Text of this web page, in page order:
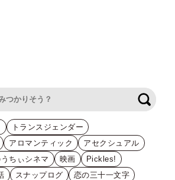
トランスジェンダー
アロマンティック
アセクシュアル
うちぃシネマ 映画
Pickles!
スナップログ
恋の三十一文字